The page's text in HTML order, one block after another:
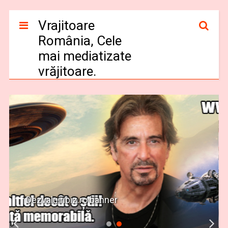
Vrajitoare
România, Cele
mai mediatizate
vrăjitoare.
Dezvaluiribiz.ro banner